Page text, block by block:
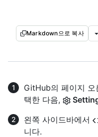
Markdown으로 복사
GitHub의 페이지 오
택한 다음,
왼쪽 사이드바에서
니다.